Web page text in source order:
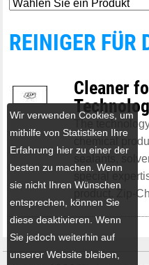
REINIGER FÜR
Cleaner
The
chemical
sealants,
special
product. Zip-
Wir verwenden Cookies, um
mithilfe von Statistiken Ihre
Erfahrung hier zu einer der
besten zu machen. Wenn
sie nicht Ihren Wünschen
entsprechen, können Sie
diese deaktivieren. Wenn
Sie jedoch weiterhin auf
unserer Website bleiben,